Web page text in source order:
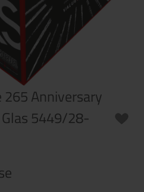
265 Anniversary
5449/28-